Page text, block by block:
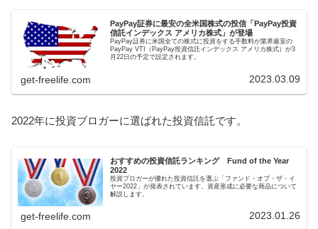
PayPay証券に最安の全米国株式の投信「PayPay投資
信託インデックス アメリカ株式」が登場
PayPay証券に米国全ての株式に投資をする手数料が業界最安の
PayPay VTI（PayPay投資信託インデックス アメリカ株式）が3
月22日の予定で設定されます。
get-freelife.com 2023.03.09
2022年に投資ブロガーに選ばれた投資信託です。
おすすめの投資信託ランキング Fund of the Year
2022
投資ブロガーが優れた投資信託を選ぶ「ファンド・オブ・ザ・イ
ヤー2022」が発表されています。資産形成に必要な商品について
解説します。
get-freelife.com 2023.01.26